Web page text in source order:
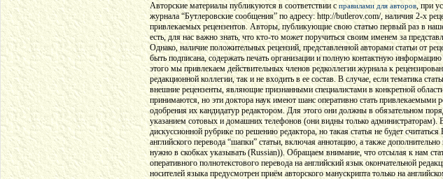
Авторские материалы публикуются в соответствии с правилами для авторов, при
журнала “Бутлеровские сообщения” по адресу: http://butlerov.com/, наличия 2-х
привлекаемых рецензентов. Авторы, публикующие свою статью первый раз в
есть, для нас важно знать, что кто-то может поручиться своим именем за
Однако, наличие положительных рецензий, представленной авторами статьи от
быть подписана, содержать печать организации и полную контактную
этого мы привлекаем действительных членов редколлегии журнала к
редакционной коллегии, так и не входить в ее состав. В случае, если тематика
внешние рецензенты, являющие признанными специалистами в конкретной
принимаются, но эти доктора наук имеют шанс оперативно стать привлекаемыми
одобрения их кандидатур редактором. Для этого они должны в обязательном
указанием сотовых и домашних телефонов (они видны только администраторам).
дискуссионной рубрике по решению редактора, но такая статья не будет
английского перевода “шапки” статьи, включая аннотацию, а также
нужно в скобках указывать (Russian)). Обращаем внимание, что отсылая к нам
оперативного полнотекстового перевода на английский язык окончательной
носителей языка предусмотрен приём авторского манускрипта только на